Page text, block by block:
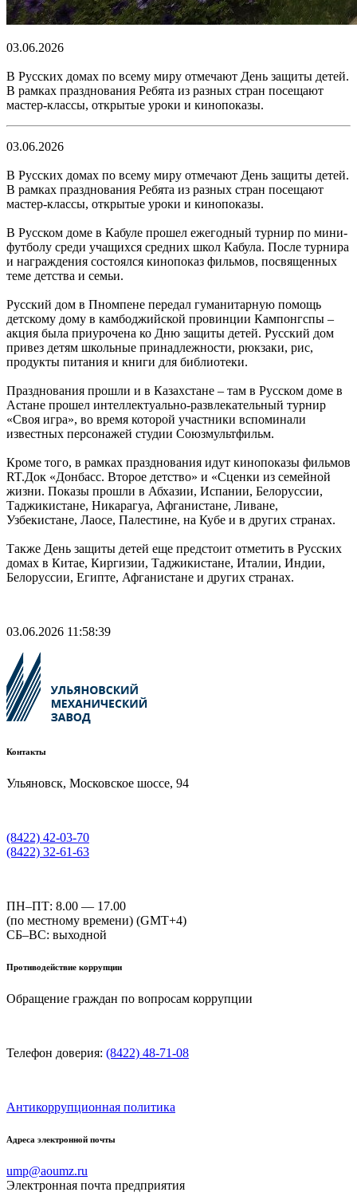
03.06.2026
В Русских домах по всему миру отмечают День защиты детей.
В рамках празднования Ребята из разных стран посещают
мастер-классы, открытые уроки и кинопоказы.
03.06.2026
В Русских домах по всему миру отмечают День защиты детей.
В рамках празднования Ребята из разных стран посещают
мастер-классы, открытые уроки и кинопоказы.
В Русском доме в Кабуле прошел ежегодный турнир по мини-
футболу среди учащихся средних школ Кабула. После турнира
и награждения состоялся кинопоказ фильмов, посвященных
теме детства и семьи.
Русский дом в Пномпене передал гуманитарную помощь
детскому дому в камбоджийской провинции Кампонгспы –
акция была приурочена ко Дню защиты детей. Русский дом
привез детям школьные принадлежности, рюкзаки, рис,
продукты питания и книги для библиотеки.
Празднования прошли и в Казахстане – там в Русском доме в
Астане прошел интеллектуально-развлекательный турнир
«Своя игра», во время которой участники вспоминали
известных персонажей студии Союзмультфильм.
Кроме того, в рамках празднования идут кинопоказы фильмов
RT.Док «Донбасс. Второе детство» и «Сценки из семейной
жизни. Показы прошли в Абхазии, Испании, Белоруссии,
Таджикистане, Никарагуа, Афганистане, Ливане,
Узбекистане, Лаосе, Палестине, на Кубе и в других странах.
Также День защиты детей еще предстоит отметить в Русских
домах в Китае, Киргизии, Таджикистане, Италии, Индии,
Белоруссии, Египте, Афганистане и других странах.
03.06.2026 11:58:39
Контакты
Ульяновск, Московское шоссе, 94
(8422) 42-03-70
(8422) 32-61-63
ПН–ПТ: 8.00 — 17.00
(по местному времени) (GMT+4)
СБ–ВС: выходной
Противодействие коррупции
Обращение граждан по вопросам коррупции
Телефон доверия: (8422) 48-71-08
Антикоррупционная политика
Адреса электронной почты
ump@aoumz.ru
Электронная почта предприятия